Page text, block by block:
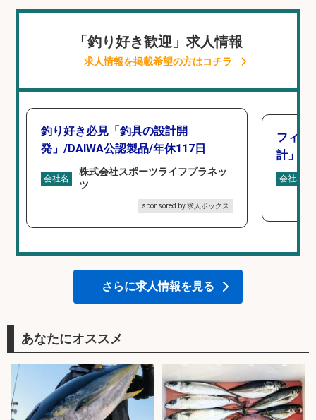
「釣り好き歓迎」求人情報
求人情報を掲載希望の方はコチラ
釣り好き必見「釣具の設計開
発」/DAIWA公認製品/年休117日
会社名
株式会社スポーツライフプラネッ
ツ
sponsored by 求人ボックス
フィッ
計」
会社名
さらに求人情報を見る
あなたにオススメ